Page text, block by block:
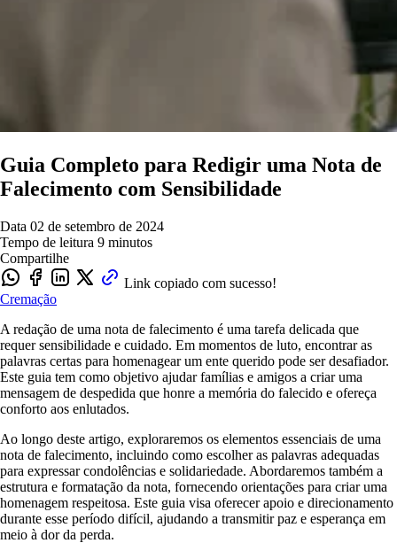
Guia Completo para Redigir uma Nota de
Falecimento com Sensibilidade
Data 02 de setembro de 2024
Tempo de leitura 9 minutos
Compartilhe
Link copiado com sucesso!
Cremação
A redação de uma nota de falecimento é uma tarefa delicada que
requer sensibilidade e cuidado. Em momentos de luto, encontrar as
palavras certas para homenagear um ente querido pode ser desafiador.
Este guia tem como objetivo ajudar famílias e amigos a criar uma
mensagem de despedida que honre a memória do falecido e ofereça
conforto aos enlutados.
Ao longo deste artigo, exploraremos os elementos essenciais de uma
nota de falecimento, incluindo como escolher as palavras adequadas
para expressar condolências e solidariedade. Abordaremos também a
estrutura e formatação da nota, fornecendo orientações para criar uma
homenagem respeitosa. Este guia visa oferecer apoio e direcionamento
durante esse período difícil, ajudando a transmitir paz e esperança em
meio à dor da perda.